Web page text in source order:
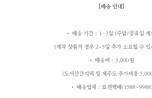
배송 안내
• 배송 기간 : 1-3일 (주말/공휴일 제
(제작 상품의 경우 2-5일 추가 소요될 수 있
• 배송비 : 3,000원
(도서산간지역 및 제주도 추가비용
• 배송업체 : 로젠택배(1588-9988)